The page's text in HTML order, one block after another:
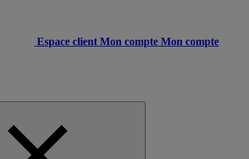
Espace client Mon compte Mon compte